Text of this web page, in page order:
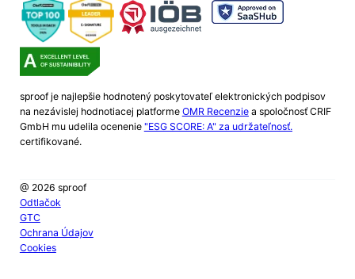
sproof je najlepšie hodnotený poskytovateľ elektronických podpisov
na nezávislej hodnotiacej platforme OMR Recenziea spoločnosť CRIF
GmbH mu udelila ocenenie "ESG SCORE: A" za udržateľnosť.
certifikované.
@ 2026 sproof
Odtlačok
GTC
Ochrana Údajov
Cookies